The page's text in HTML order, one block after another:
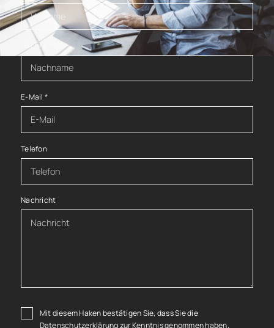
Nachname *
E-Mail *
Telefon
Nachricht
Mit diesem Haken bestätigen Sie, dass Sie die
Datenschutzerklärungzur Kenntnis genommen haben.